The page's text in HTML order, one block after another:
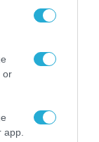
or
στην